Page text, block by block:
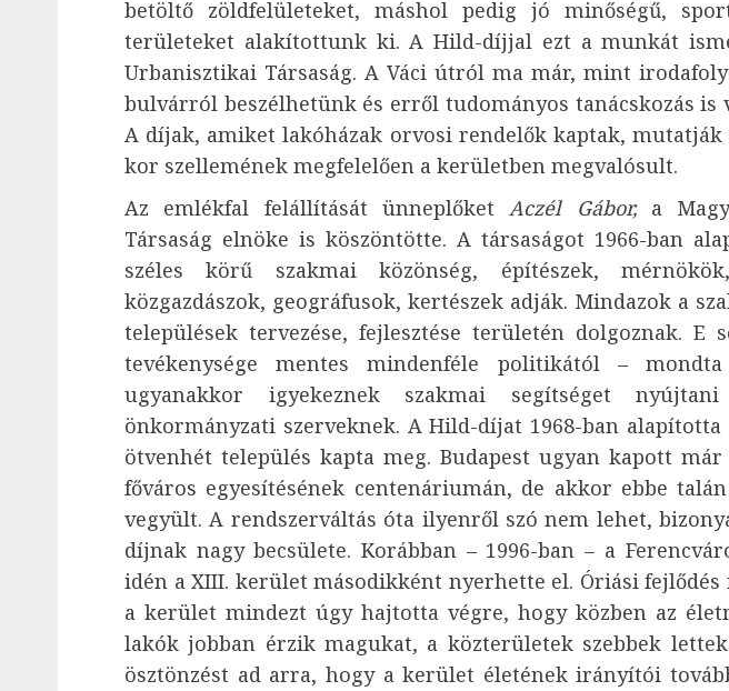
betöltő zöldfelületeket, máshol pedig jó minőségű,
területeket alakítottunk ki. A Hild-díjjal ezt a munkát
Urbanisztikai Társaság. A Váci útról ma már, mint
bulvárról beszélhetünk és erről tudományos tanácskozás is
A díjak, amiket lakóházak orvosi rendelők kaptak, mutatják
kor szellemének megfelelően a kerületben megvalósult.
Az emlékfal felállítását ünneplőketAczél Gábor,a
Társaság elnöke is köszöntötte. A társaságot 1966-ban
széles körű szakmai közönség, építészek,
közgazdászok, geográfusok, kertészek adják. Mindazok a
települések tervezése, fejlesztése területén dolgoznak. E
tevékenysége mentes mindenféle politikától –
ugyanakkor igyekeznek szakmai segítséget
önkormányzati szerveknek. A Hild-díjat 1968-ban alapította
ötvenhét település kapta meg. Budapest ugyan kapott
főváros egyesítésének centenáriumán, de akkor ebbe
vegyült. A rendszerváltás óta ilyenről szó nem lehet,
díjnak nagy becsülete. Korábban – 1996-ban – a
idén a XIII. kerület másodikként nyerhette el. Óriási fejlődés
a kerület mindezt úgy hajtotta végre, hogy közben az
lakók jobban érzik magukat, a közterületek szebbek
ösztönzést ad arra, hogy a kerület életének irányítói